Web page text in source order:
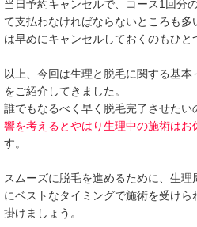
当日予約キャンセルで、コース1回分
て支払わなければならないところも
は早めにキャンセルしておくのもひと
以上、今回は生理と脱毛に関する基
をご紹介してきました。
誰でもなるべく早く脱毛完了させたい
響を考えるとやはり生理中の施術はお
す。
スムーズに脱毛を進めるために、生理
にベストなタイミングで施術を受け
掛けましょう。